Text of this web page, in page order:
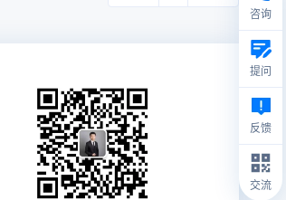
咨询
提问
反馈
交流